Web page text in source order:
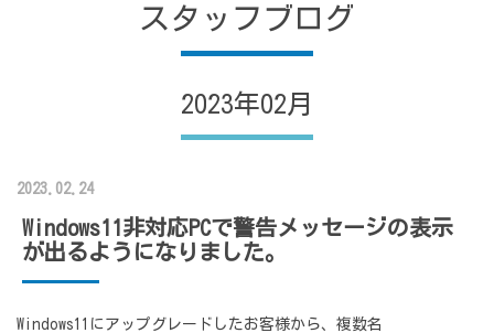
スタッフブログ
2023年02月
2023.02.24
Windows11非対応PCで警告メッセージの表示
が出るようになりました。
Windows11にアップグレードしたお客様から、複数名